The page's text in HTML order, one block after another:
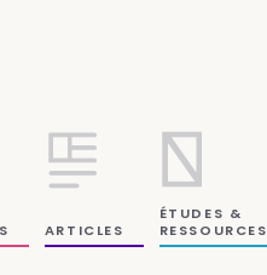
ARTICLES
ÉTUDES &
RESSOURCES